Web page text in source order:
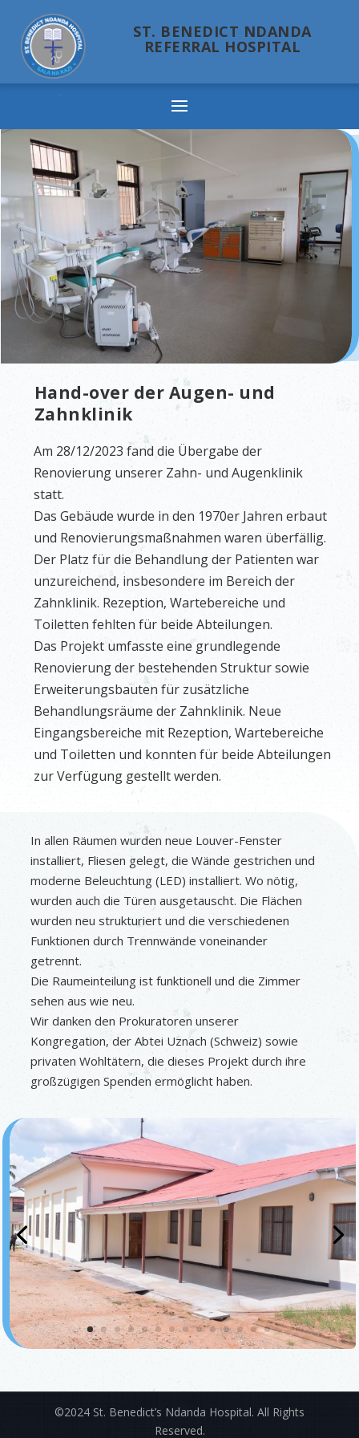
ST. BENEDICT NDANDA
REFERRAL HOSPITAL
Hand-over der Augen- und
Zahnklinik
Am 28/12/2023 fand die Übergabe der
Renovierung unserer Zahn- und Augenklinik
statt.
Das Gebäude wurde in den 1970er Jahren erbaut
und Renovierungsmaßnahmen waren überfällig.
Der Platz für die Behandlung der Patienten war
unzureichend, insbesondere im Bereich der
Zahnklinik. Rezeption, Wartebereiche und
Toiletten fehlten für beide Abteilungen.
Das Projekt umfasste eine grundlegende
Renovierung der bestehenden Struktur sowie
Erweiterungsbauten für zusätzliche
Behandlungsräume der Zahnklinik. Neue
Eingangsbereiche mit Rezeption, Wartebereiche
und Toiletten und konnten für beide Abteilungen
zur Verfügung gestellt werden.
In allen Räumen wurden neue Louver-Fenster
installiert, Fliesen gelegt, die Wände gestrichen und
moderne Beleuchtung (LED) installiert. Wo nötig,
wurden auch die Türen ausgetauscht. Die Flächen
wurden neu strukturiert und die verschiedenen
Funktionen durch Trennwände voneinander
getrennt.
Die Raumeinteilung ist funktionell und die Zimmer
sehen aus wie neu.
Wir danken den Prokuratoren unserer
Kongregation, der Abtei Uznach (Schweiz) sowie
privaten Wohltätern, die dieses Projekt durch ihre
großzügigen Spenden ermöglicht haben.
©2024 St. Benedict’s Ndanda Hospital. All Rights
Reserved.